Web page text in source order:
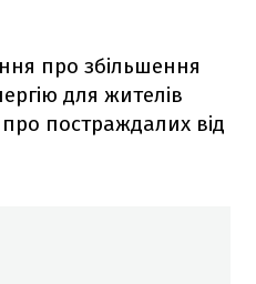
про збільшення
для жителів
постраждалих від